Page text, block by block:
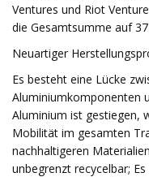
Ventures und Riot
die Gesamtsumme auf
Neuartiger
Es besteht eine Lücke
Aluminiumkomponenten
Aluminium ist gestiegen,
Mobilität im gesamten
nachhaltigeren
unbegrenzt recycelbar;